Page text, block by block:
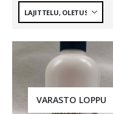
VARASTO LOPPU